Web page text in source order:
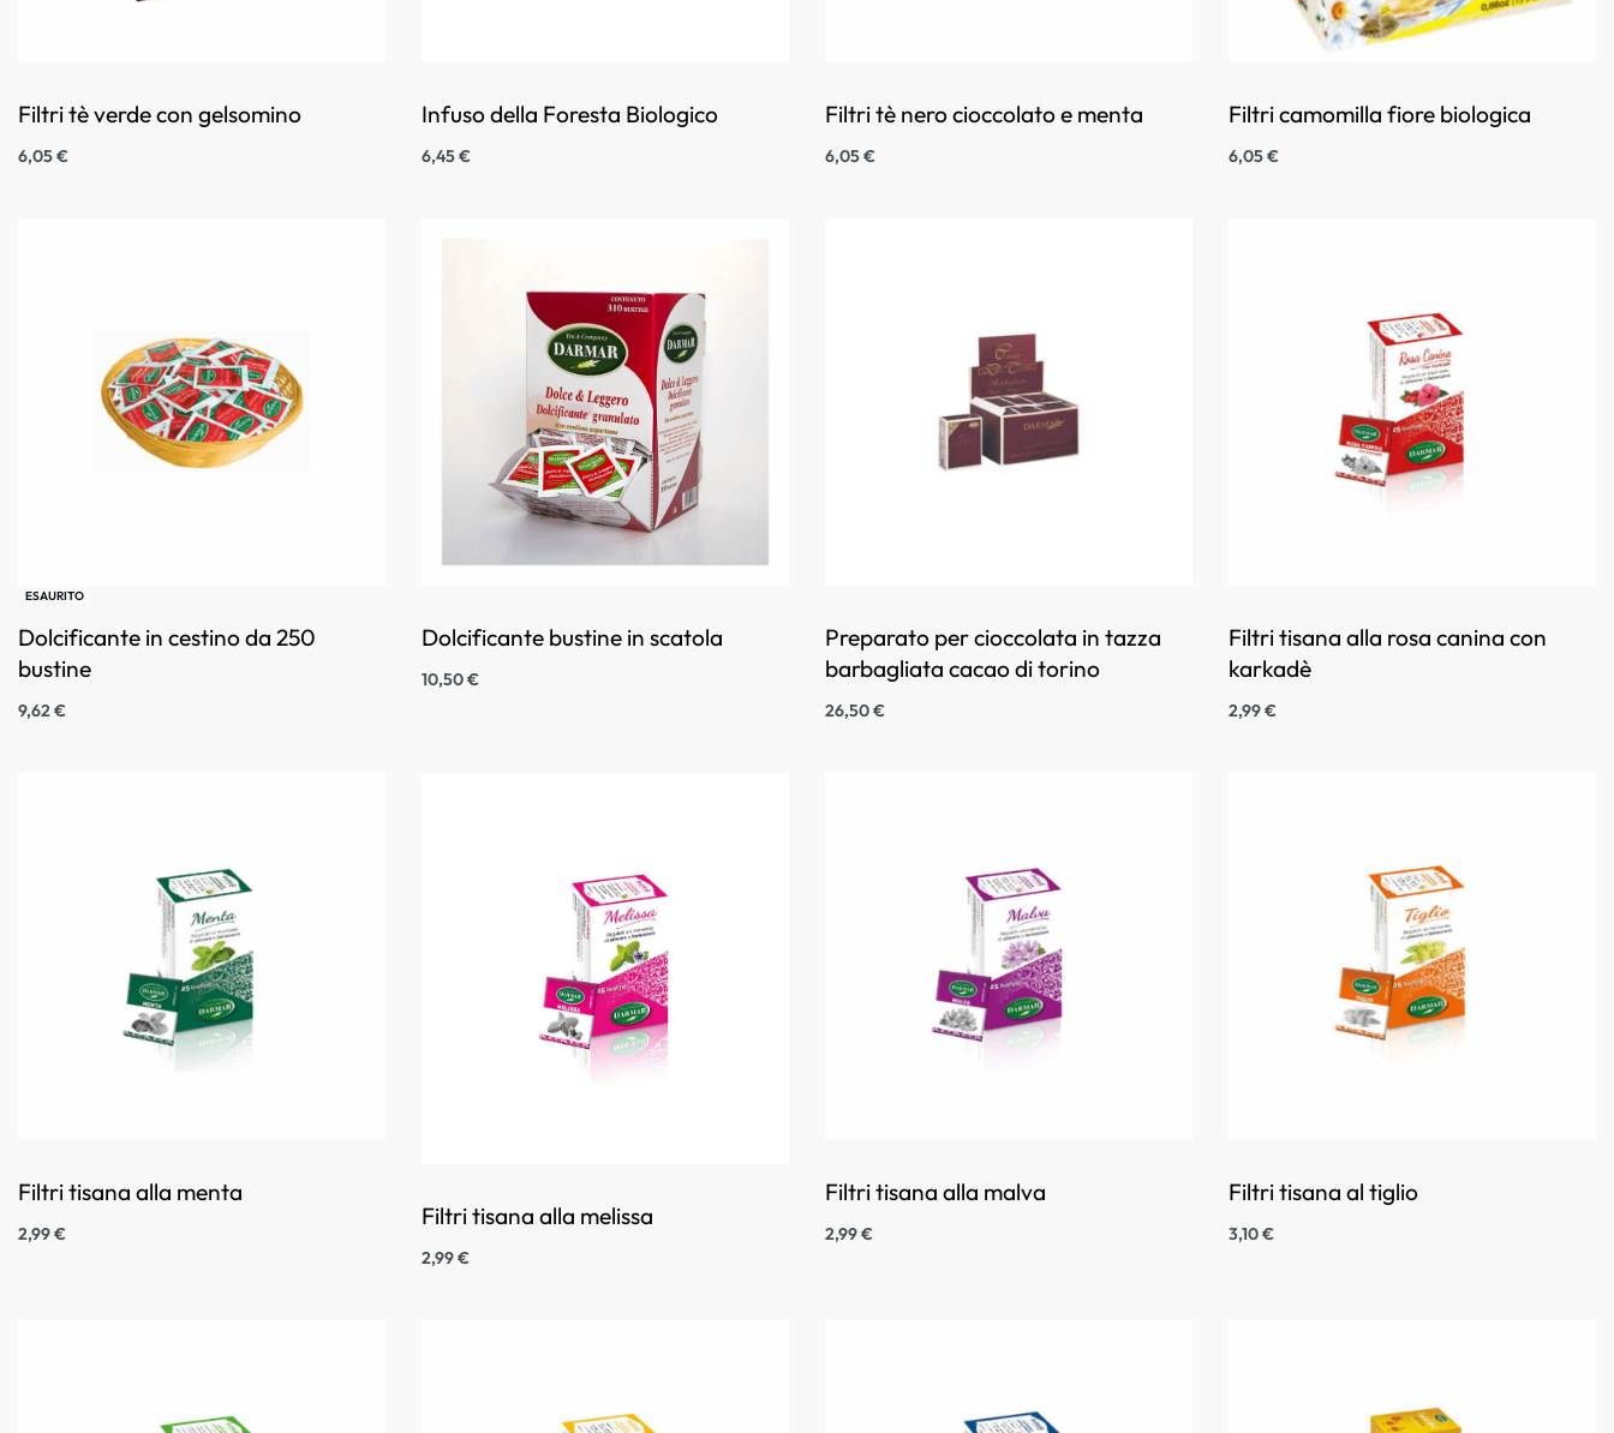
Filtri tè verde con gelsomino
6,05€
Infuso della Foresta Biologico
6,45€
Filtri tè nero cioccolato e menta
6,05€
Filtri camomilla fiore biologica
6,05€
ESAURITO
Dolcificante in cestino da 250
bustine
9,62€
Dolcificante bustine in scatola
10,50€
Preparato per cioccolata in tazza
barbagliata cacao di torino
26,50€
Filtri tisana alla rosa canina con
karkadè
2,99€
Filtri tisana alla menta
2,99€
Filtri tisana alla melissa
2,99€
Filtri tisana alla malva
2,99€
Filtri tisana al tiglio
3,10€